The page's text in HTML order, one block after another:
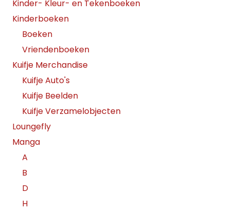
Kinder- Kleur- en Tekenboeken
Kinderboeken
Boeken
Vriendenboeken
Kuifje Merchandise
Kuifje Auto's
Kuifje Beelden
Kuifje Verzamelobjecten
Loungefly
Manga
A
B
D
H